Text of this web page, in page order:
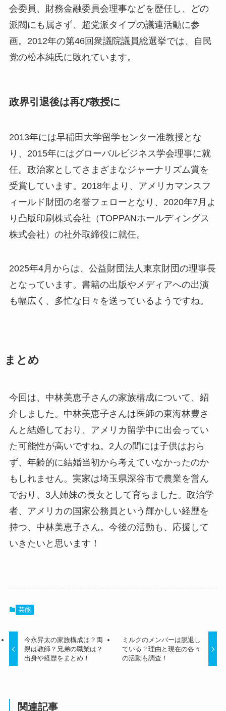
会委員、財務金融委員会理事などを歴任し、どの
派閥にも属さず、超党派タイプの議連活動に参
画。2012年の第46回衆議院議員総選挙では、自民
党の松本純氏に敗れています。
政界引退後は再び教授に
2013年には早稲田大学留学センター准教授とな
り、2015年にはグローバルビジネス学会理事に就
任。政治家としてさまざまなジャーナリズム賞を
受賞しています。2018年より、アメリカマンスフ
ィールド財団の名誉フェローとなり、2020年7月よ
り凸版印刷株式会社（TOPPANホールディングス
株式会社）の社外取締役に就任。
2025年4月からは、公益財団法人東京財団の理事長
となっています。書籍の出版やメディアへの出演
も幅広く、多忙な日々を送っているようですね。
まとめ
今回は、中林美恵子さんの家族構成について、紹
介しました。中林美恵子さんは医師の東海林豊さ
んと結婚しており、アメリカ留学中に出会ってい
た可能性が高いですね。2人の間には子供はおら
ず、年齢的に結婚当初から考えていなかったのか
もしれません。実家は埼玉県深谷市で農業を営ん
でおり、3人姉妹の長女として育ちました。政治学
者、アメリカの国家公務員という輝かしい経歴を
持つ、中林美恵子さん。今後の活動も、応援して
いきたいと思います！
芸能
今永昇太の家族構成は？両
親は教師？兄弟の職業は？
出身や経歴をまとめ！
ミルクのメンバーは脱退し
ている？理由と現在の各々
の活動も調査！
関連記事